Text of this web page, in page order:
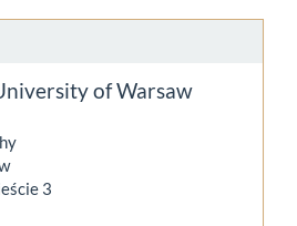
of Warsaw
3